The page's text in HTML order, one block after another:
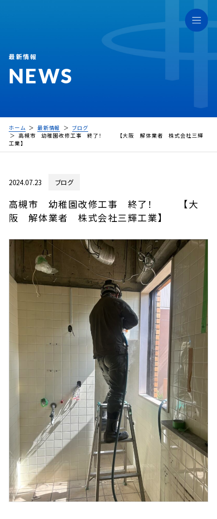
NEWS
最新情報
ホーム 最新情報
ブログ
高槻市 幼稚園改修工事 終了！ 【大阪 解体業者 株式会社三輝
工業】
2024.07.23 ブログ
高槻市 幼稚園改修工事 終了！ 【大
阪 解体業者 株式会社三輝工業】